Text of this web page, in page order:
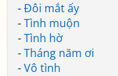
-Đôi mắt ấy
-Tình muộn
-Tình hờ
-Tháng năm ơi
-Vô tình